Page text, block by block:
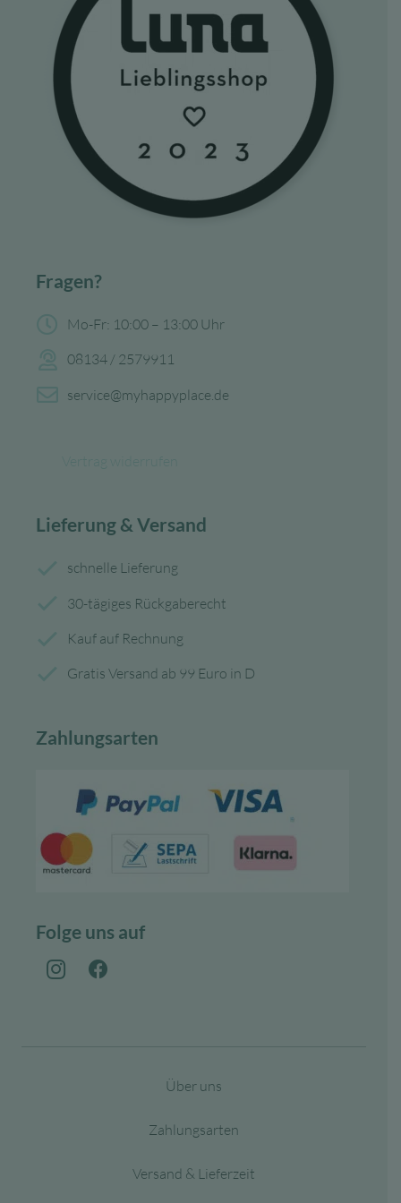
Fragen?
Mo-Fr: 10:00 – 13:00 Uhr
08134 / 2579911
service@myhappyplace.de
Lieferung & Versand
schnelle Lieferung
30-tägiges Rückgaberecht
Kauf auf Rechnung
Gratis Versand ab 99 Euro in D
Zahlungsarten
Folge uns auf
Über uns
Zahlungsarten
Versand & Lieferzeit